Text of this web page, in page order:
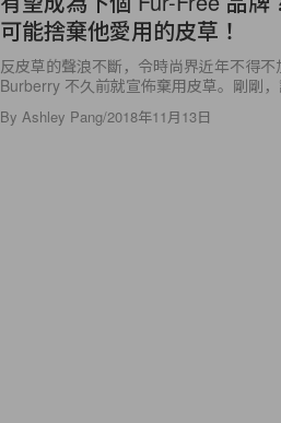
可能捨棄他愛用的皮草！
反皮草的聲浪不斷，令時尚界近年不得
Burberry 不久前就宣佈棄用皮草。剛剛
By Ashley Pang/2018年11月13日